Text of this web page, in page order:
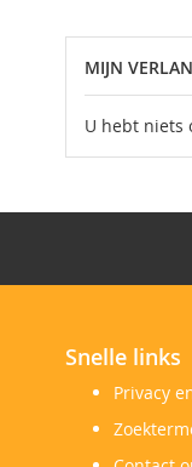
MIJN
U hebt niets
Snelle links
Privacy